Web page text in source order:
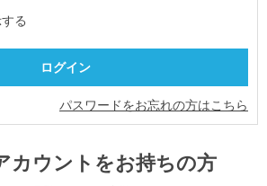
る
パスワードをお忘れの方はこちら
カウントをお持ちの方